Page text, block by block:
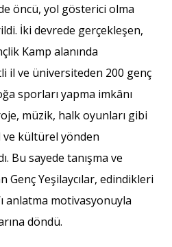
öncü, yol gösterici olma
İki devrede gerçekleşen,
Kamp alanında
il ve üniversiteden 200 genç
sporları yapma imkânı
müzik, halk oyunları gibi
ve kültürel yönden
Bu sayede tanışma ve
Genç Yeşilaycılar, edindikleri
anlatma motivasyonuyla
döndü.